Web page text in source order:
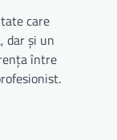
care
dar și un
între